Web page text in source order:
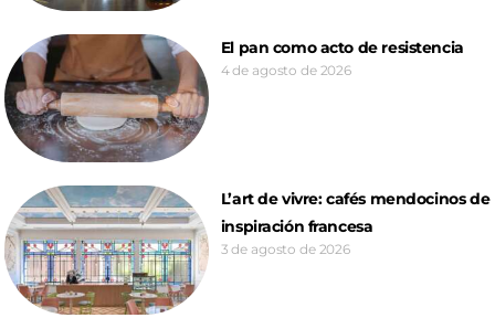
El pan como acto de resistencia
4 de agosto de 2026
L’art de vivre: cafés mendocinos de
inspiración francesa
3 de agosto de 2026